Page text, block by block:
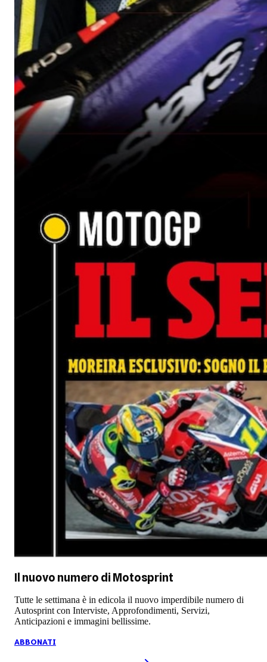
Il nuovo numero di Motosprint
Tutte le settimana è in edicola il nuovo imperdibile numero di
Autosprint con Interviste, Approfondimenti, Servizi,
Anticipazioni e immagini bellissime.
ABBONATI